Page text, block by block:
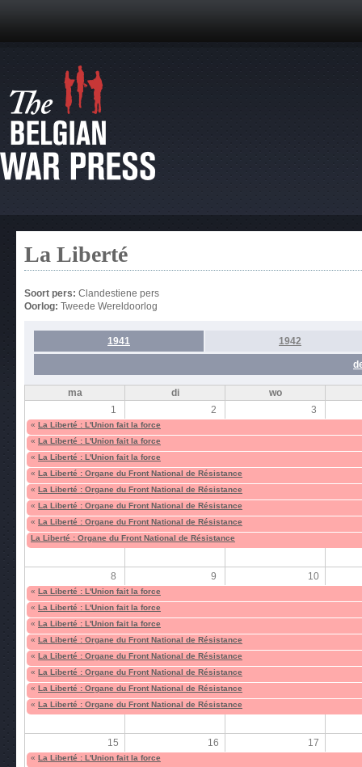
La Liberté
Soort pers: Clandestiene pers
Oorlog: Tweede Wereldoorlog
1941 1942
ma di
wo
1
2 3
« La Liberté : L'Union fait la force
« La Liberté : L'Union fait la force
« La Liberté : L'Union fait la force
« La Liberté : Organe du Front National de Résistance
« La Liberté : Organe du Front National de Résistance
« La Liberté : Organe du Front National de Résistance
« La Liberté : Organe du Front National de Résistance
La Liberté : Organe du Front National de Résistance
8 9 10
« La Liberté : L'Union fait la force
« La Liberté : L'Union fait la force
« La Liberté : L'Union fait la force
« La Liberté : Organe du Front National de Résistance
« La Liberté : Organe du Front National de Résistance
« La Liberté : Organe du Front National de Résistance
« La Liberté : Organe du Front National de Résistance
« La Liberté : Organe du Front National de Résistance
15 16 17
« La Liberté : L'Union fait la force